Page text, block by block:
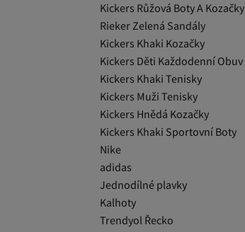
Kickers Růžová Boty A Kozačky
Rieker Zelená Sandály
Kickers Khaki Kozačky
Kickers Děti Každodenní Obuv
Kickers Khaki Tenisky
Kickers Muži Tenisky
Kickers Hnědá Kozačky
Kickers Khaki Sportovní Boty
Nike
adidas
Jednodílné plavky
Kalhoty
Trendyol Řecko